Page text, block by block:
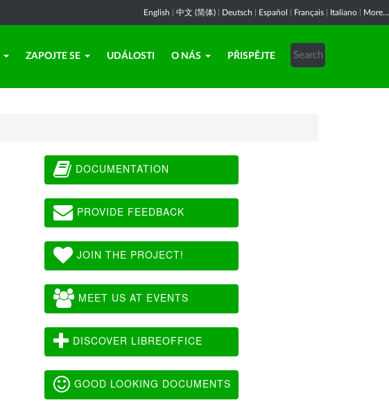
English 中文 (简体) Deutsch Español Français Italiano More...
ZAPOJTE SE UDÁLOSTI O NÁS PŘISPĚJTE
DOCUMENTATION
PROVIDE FEEDBACK
JOIN THE PROJECT!
MEET US AT EVENTS
DISCOVER LIBREOFFICE
GOOD LOOKING DOCUMENTS